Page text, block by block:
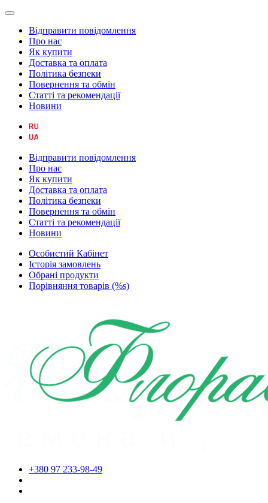
Відправити повідомлення
Про нас
Як купити
Доставка та оплата
Політика безпеки
Повернення та обмін
Статті та рекомендації
Новини
Відправити повідомлення
Про нас
Як купити
Доставка та оплата
Політика безпеки
Повернення та обмін
Статті та рекомендації
Новини
Особистий Кабінет
Історія замовлень
Обрані продукти
Порівняння товарів (%s)
+380 97 233-98-49